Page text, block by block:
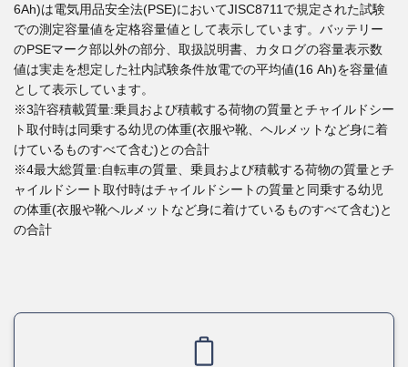
6Ah)は電気用品安全法(PSE)においてJISC8711で規定された試験
での測定容量値を定格容量値として表示しています。バッテリー
のPSEマーク部以外の部分、取扱説明書、カタログの容量表示数
値は実走を想定した社内試験条件放電での平均値(16 Ah)を容量値
として表示しています。
※3許容積載質量:乗員および積載する荷物の質量とチャイルドシー
ト取付時は同乗する幼児の体重(衣服や靴、ヘルメットなど身に着
けているものすべて含む)との合計
※4最大総質量:自転車の質量、乗員および積載する荷物の質量とチ
ャイルドシート取付時はチャイルドシートの質量と同乗する幼児
の体重(衣服や靴ヘルメットなど身に着けているものすべて含む)と
の合計